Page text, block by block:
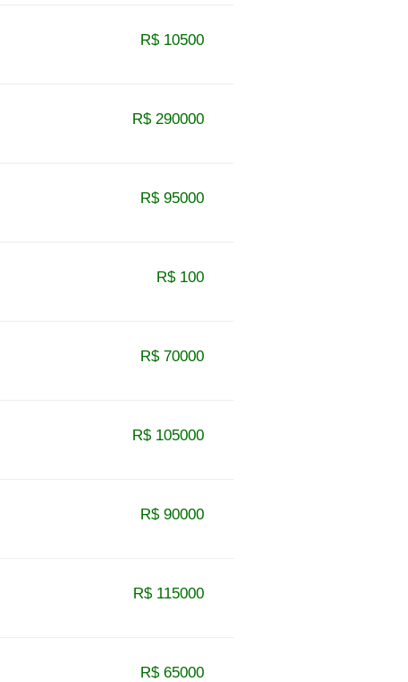
R$ 10500
R$ 290000
R$ 95000
R$ 100
R$ 70000
R$ 105000
R$ 90000
R$ 115000
R$ 65000